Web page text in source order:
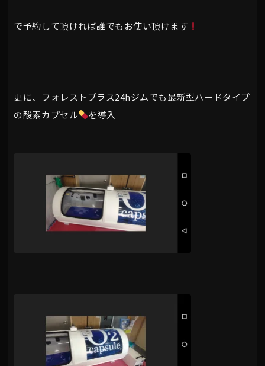
で予約して頂ければ誰でもお使い頂けます
更に、フォレストプラス24hジムでも最新型ハードタイプ
の酸素カプセル
を導入